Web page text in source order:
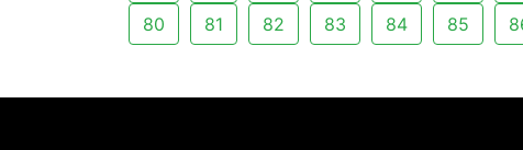
80
81 82 83 84 85